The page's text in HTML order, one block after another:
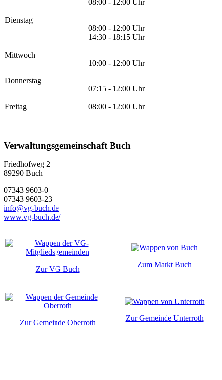
08:00 - 12:00 Uhr
Dienstag
08:00 - 12:00 Uhr
14:30 - 18:15 Uhr
Mittwoch
10:00 - 12:00 Uhr
Donnerstag
07:15 - 12:00 Uhr
Freitag 08:00 - 12:00 Uhr
Verwaltungsgemeinschaft Buch
Friedhofweg 2
89290 Buch
07343 9603-0
07343 9603-23
info@vg-buch.de
www.vg-buch.de/
Zur VG Buch
Zum Markt Buch
Zur Gemeinde Oberroth
Zur Gemeinde Unterroth